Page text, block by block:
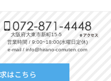
大阪府大東市新町15-5
営業時間 / 9:00~18:00(水曜日定休)
e-mail / info@hirano-comuten.com